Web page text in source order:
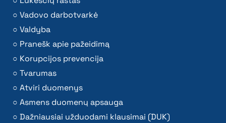
Vadovo darbotvarkė
Valdyba
Pranešk apie pažeidimą
Korupcijos prevencija
Tvarumas
Atviri duomenys
Asmens duomenų apsauga
Dažniausiai užduodami klausimai (DUK)